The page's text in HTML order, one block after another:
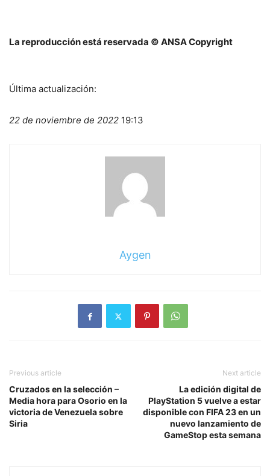
La reproducción está reservada © ANSA Copyright
Última actualización:
22 de noviembre de 2022 19:13
Aygen
Previous article
Cruzados en la selección –
Media hora para Osorio en la
victoria de Venezuela sobre
Siria
Next article
La edición digital de
PlayStation 5 vuelve a estar
disponible con FIFA 23 en un
nuevo lanzamiento de
GameStop esta semana